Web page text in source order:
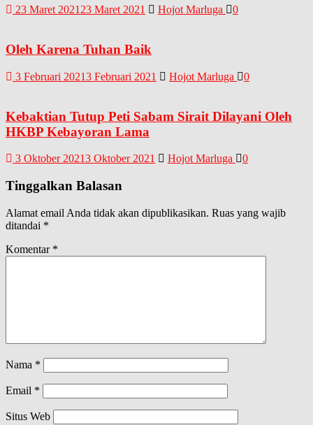
23 Maret 202123 Maret 2021 Hojot Marluga 0
Oleh Karena Tuhan Baik
3 Februari 20213 Februari 2021 Hojot Marluga 0
Kebaktian Tutup Peti Sabam Sirait Dilayani Oleh
HKBP Kebayoran Lama
3 Oktober 20213 Oktober 2021 Hojot Marluga 0
Tinggalkan Balasan
Alamat email Anda tidak akan dipublikasikan. Ruas yang wajib
ditandai *
Komentar *
Nama *
Email *
Situs Web